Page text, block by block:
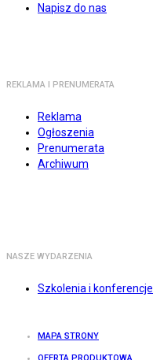
Napisz do nas
REKLAMA I PRENUMERATA
Reklama
Ogłoszenia
Prenumerata
Archiwum
NASZE WYDARZENIA
Szkolenia i konferencje
MAPA STRONY